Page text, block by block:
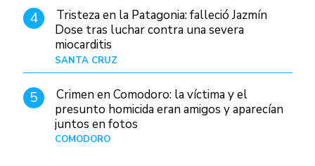
4
Tristeza en la Patagonia: falleció Jazmín
Dose tras luchar contra una severa
miocarditis
SANTA CRUZ
5
Crimen en Comodoro: la víctima y el
presunto homicida eran amigos y aparecían
juntos en fotos
COMODORO